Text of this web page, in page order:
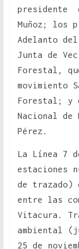
presidente
Muñoz; los
Adelanto
Junta de
Forestal,
movimiento
Forestal; y
Nacional de
Pérez.
La Línea 7
estaciones
de trazado)
entre las
Vitacura.
ambiental
25 de